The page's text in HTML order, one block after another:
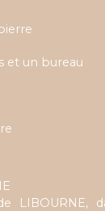
et un bureau
LIBOURNE,